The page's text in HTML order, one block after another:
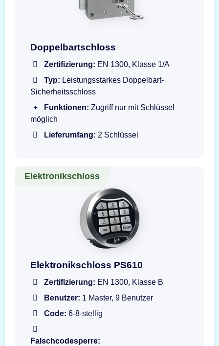
Doppelbartschloss mit Schlüssel
Doppelbartschloss
Zertifizierung: EN 1300, Klasse 1/A
Typ: Leistungsstarkes Doppelbart-
Sicherheitsschloss
Funktionen: Zugriff nur mit Schlüssel
möglich
Lieferumfang: 2 Schlüssel
Elektronikschloss
Darstellung der Eingabeeinheit PS610
Elektronikschloss PS610
Zertifizierung: EN 1300, Klasse B
Benutzer: 1 Master, 9 Benutzer
Code: 6-8-stellig
Falschcodesperre: